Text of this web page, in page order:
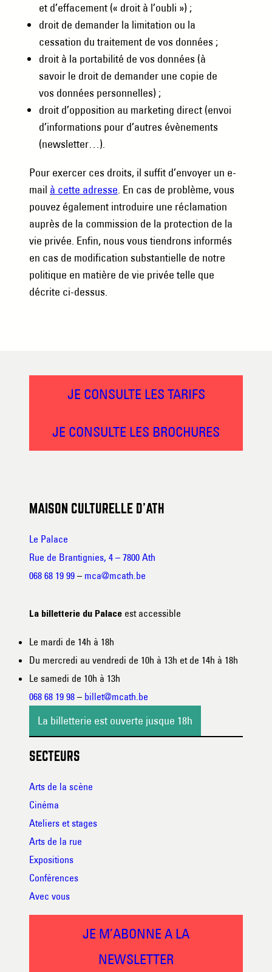
et d’effacement (« droit à l’oubli ») ;
droit de demander la limitation ou la
cessation du traitement de vos données ;
droit à la portabilité de vos données (à
savoir le droit de demander une copie de
vos données personnelles) ;
droit d’opposition au marketing direct (envoi
d’informations pour d’autres évènements
(newsletter…).
Pour exercer ces droits, il suffit d’envoyer un e-
mail à cette adresse. En cas de problème, vous
pouvez également introduire une réclamation
auprès de la commission de la protection de la
vie privée. Enfin, nous vous tiendrons informés
en cas de modification substantielle de notre
politique en matière de vie privée telle que
décrite ci-dessus.
JE CONSULTE LES TARIFS
JE CONSULTE LES BROCHURES
MAISON CULTURELLE D’ATH
Le Palace
Rue de Brantignies, 4 – 7800 Ath
068 68 19 99 – mca@mcath.be
La billetterie du Palace est accessible
Le mardi de 14h à 18h
Du mercredi au vendredi de 10h à 13h et de 14h à 18h
Le samedi de 10h à 13h
068 68 19 98 – billet@mcath.be
La billetterie est ouverte jusque 18h
SECTEURS
Arts de la scène
Cinéma
Ateliers et stages
Arts de la rue
Expositions
Conférences
Avec vous
JE M’ABONNE A LA
NEWSLETTER